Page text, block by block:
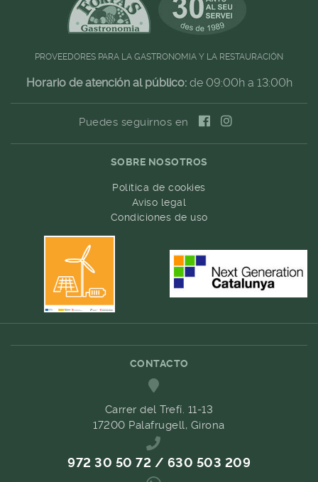
PROVEEDORES PARA LA GASTRONOMIA Y LA RESTAURACIÓN
Horario de atención al público:de 09:00h a 13:00h
Puedes seguirnos en
SOBRE NOSOTROS
Política de cookies
Aviso legal
Condiciones de uso
CONTACTO
Carrer del Trefí. 11-13
17200 Palafrugell, Girona
972 30 50 72 / 630 503 209